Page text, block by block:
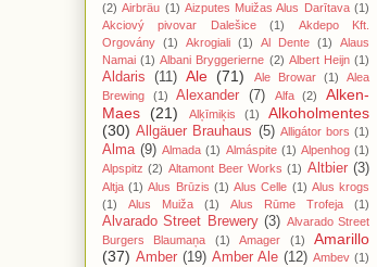
(2) Airbräu (1) Aizputes Muižas Alus Darītava (1)
Akciový pivovar Dalešice
(1)
Akdepo Kft.
Orgovány (1) Akrogiali (1) Al Dente (1)
Alaus
Namai (1) Albani Bryggerierne (2) Albert Heijn (1)
Aldaris (11) Ale (71) Ale Browar (1)
Alea
Brewing
(1) Alexander (7) Alfa (2)
Alken-
Maes
(21) Alķīmiķis (1)
Alkoholmentes
(30) Allgäuer Brauhaus (5) Alligátor bors (1)
Alma (9) Almada (1) Almáspite (1) Alpenhog (1)
Alpspitz (2) Altamont Beer Works (1) Altbier (3)
Altja (1) Alus Brūzis (1) Alus Celle (1) Alus krogs
(1)
Alus Muiža (1) Alus Rūme Trofeja (1)
Alvarado Street Brewery (3) Alvarado Street
Burgers Blaumaņa
(1) Amager (1)
Amarillo
(37) Amber (19) Amber Ale (12) Ambev (1)